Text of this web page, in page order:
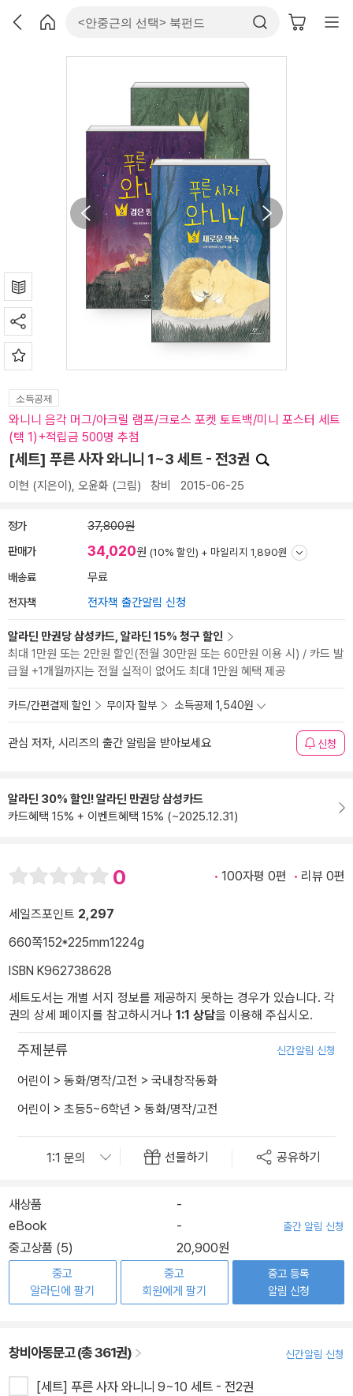
소득공제
와니니 음각 머그/아크릴 램프/크로스 포켓 토트백/미니 포스터 세트
(택 1)+적립금 500명 추첨
[세트] 푸른 사자 와니니 1~3 세트 - 전3권
이현 (지은이), 오윤화 (그림) 창비 2015-06-25
정가 37,800원
판매가 34,020원 (10% 할인) + 마일리지 1,890원
배송료 무료
전자책 전자책 출간알림 신청
알라딘 만권당 삼성카드, 알라딘 15% 청구 할인
최대 1만원 또는 2만원 할인(전월 30만원 또는 60만원 이용 시) / 카드 발
급월 +1개월까지는 전월 실적이 없어도 최대 1만원 혜택 제공
카드/간편결제 할인 무이자 할부 소득공제 1,540원
관심 저자, 시리즈의 출간 알림을 받아보세요 신청
알라딘 30% 할인! 알라딘 만권당 삼성카드
카드혜택 15% + 이벤트혜택 15% (~2025.12.31)
0 100자평 0편 리뷰 0편
세일즈포인트 2,297
660쪽152*225mm1224g
ISBN K962738628
세트도서는 개별 서지 정보를 제공하지 못하는 경우가 있습니다. 각
권의 상세 페이지를 참고하시거나 1:1 상담을 이용해 주십시오.
주제분류 신간알림 신청
어린이 > 동화/명작/고전 > 국내창작동화
어린이 > 초등5~6학년 > 동화/명작/고전
선물하기 공유하기
새상품
-
eBook
- 출간 알림 신청
중고상품 (5) 20,900원
중고
알라딘에 팔기
중고
회원에게 팔기
중고 등록
알림 신청
창비아동문고 (총 361권) 신간알림 신청
[세트] 푸른 사자 와니니 9~10 세트 - 전2권